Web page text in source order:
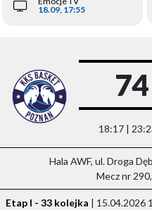
18.09, 17:55
18:17 |
Hala AWF, ul. Droga
Mecz nr
Etap I - 33 kolejka | 15.04.2026